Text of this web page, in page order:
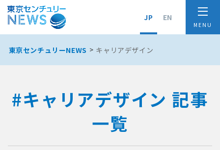
JP EN
東京センチュリーNEWS キャリアデザイン
#キャリアデザイン 記事
一覧